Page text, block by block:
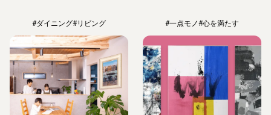
#ダイニング#リビング #一点モノ#心を満たす